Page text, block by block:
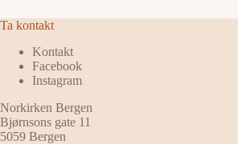
Ta kontakt
Kontakt
Facebook
Instagram
Norkirken Bergen
Bjørnsons gate 11
5059 Bergen